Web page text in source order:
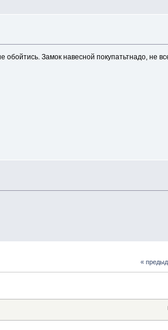
Замок навесной покупатьтнадо, не
«